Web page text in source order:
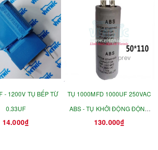
- 1200V TỤ BẾP TỪ
0.33UF
14.000₫
TỤ 1000MFD 1000UF 250VAC
ABS - TỤ KHỞI ĐỘNG ĐỘNG
CƠ 50X110MM
130.000₫
prev